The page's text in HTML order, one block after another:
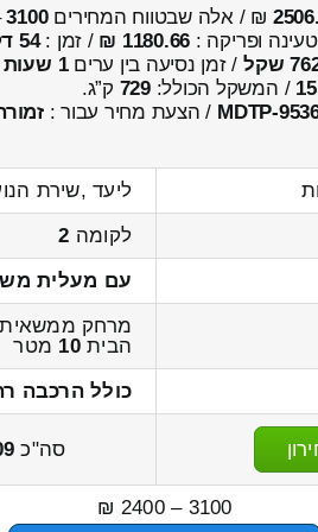
₪ / אלה שבטווח המחירים3100
ופריקה : 1180.66 ₪ / זמן :54 דקות 8 שניות
שקל / זמן נסיעה בין ערים1 שעות , 6 דקות
/ המשקל הכולל:729 ק”ג.
/ הצעת מחיר עבור :
ליעד ,שירת
לקומה 2
עם מעלית
מרחק
הבית10 מטר
כולל הרכבה
סה"כ
3100 – 2400 ₪